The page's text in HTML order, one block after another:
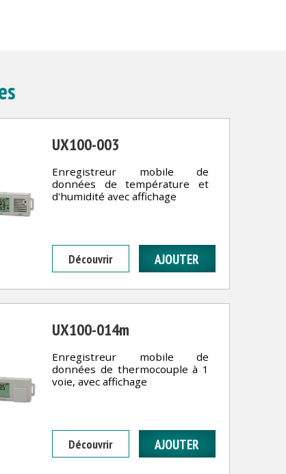
UX100-003
Enregistreur mobile de
données de température et
d'humidité avec affichage
Découvrir
UX100-014m
Enregistreur mobile de
données de thermocouple à 1
voie, avec affichage
Découvrir